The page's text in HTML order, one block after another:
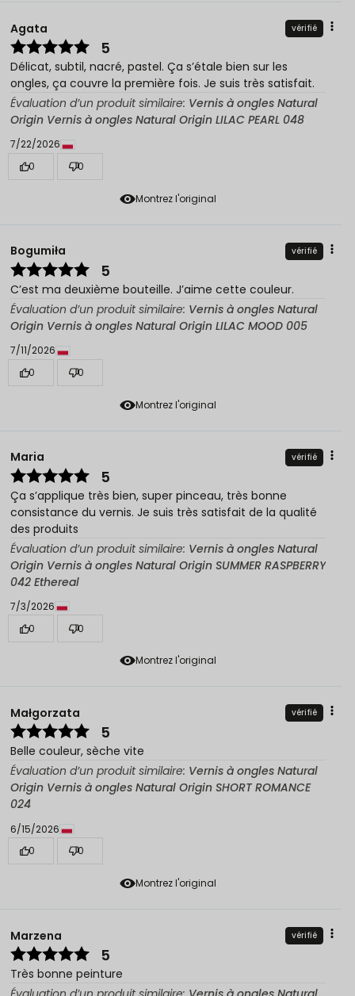
Montrez l'original
Agata vérifié
5
Délicat, subtil, nacré, pastel. Ça s’étale bien sur les
ongles, ça couvre la première fois. Je suis très satisfait.
Évaluation d’un produit similaire: Vernis à ongles Natural
Origin Vernis à ongles Natural Origin LILAC PEARL 048
7/22/2026
0
0
Montrez l'original
Bogumiła vérifié
5
C’est ma deuxième bouteille. J’aime cette couleur.
Évaluation d’un produit similaire: Vernis à ongles Natural
Origin Vernis à ongles Natural Origin LILAC MOOD 005
7/11/2026
0
0
Montrez l'original
Maria vérifié
5
Ça s’applique très bien, super pinceau, très bonne
consistance du vernis. Je suis très satisfait de la qualité
des produits
Évaluation d’un produit similaire: Vernis à ongles Natural
Origin Vernis à ongles Natural Origin SUMMER RASPBERRY
042 Ethereal
7/3/2026
0
0
Montrez l'original
Małgorzata vérifié
5
Belle couleur, sèche vite
Évaluation d’un produit similaire: Vernis à ongles Natural
Origin Vernis à ongles Natural Origin SHORT ROMANCE
024
6/15/2026
0
0
Marzena vérifié
5
Très bonne peinture